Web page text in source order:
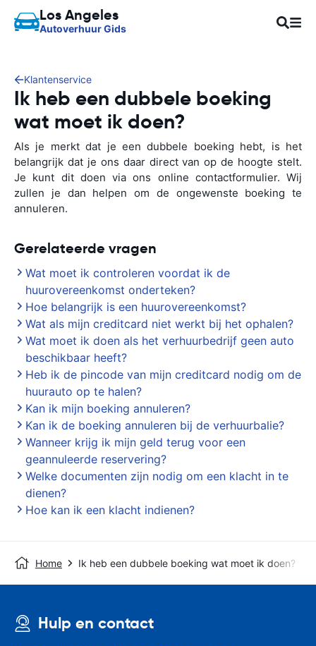
Los Angeles
Autoverhuur Gids
Klantenservice
Ik heb een dubbele boeking
wat moet ik doen?
Als je merkt dat je een dubbele boeking hebt, is het
belangrijk dat je ons daar direct van op de hoogte stelt.
Je kunt dit doen via ons online contactformulier. Wij
zullen je dan helpen om de ongewenste boeking te
annuleren.
Gerelateerde vragen
Wat moet ik controleren voordat ik de
huurovereenkomst onderteken?
Hoe belangrijk is een huurovereenkomst?
Wat als mijn creditcard niet werkt bij het ophalen?
Wat moet ik doen als het verhuurbedrijf geen auto
beschikbaar heeft?
Heb ik de pincode van mijn creditcard nodig om de
huurauto op te halen?
Kan ik mijn boeking annuleren?
Kan ik de boeking annuleren bij de verhuurbalie?
Wanneer krijg ik mijn geld terug voor een
geannuleerde reservering?
Welke documenten zijn nodig om een klacht in te
dienen?
Hoe kan ik een klacht indienen?
Home Ik heb een dubbele boeking wat moet ik doen?
Hulp en contact